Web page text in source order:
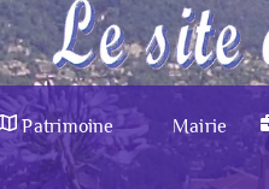
Patrimoine Mairie